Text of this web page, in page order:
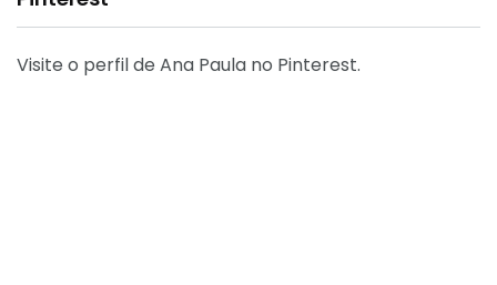
Visite o perfil de Ana Paula no Pinterest.